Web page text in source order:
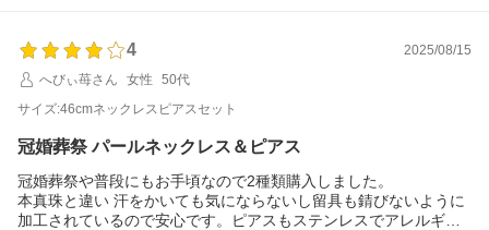
4
2025/08/15
へびぃ苺さん
女性
50代
サイズ:46cmネックレスピアスセット
冠婚葬祭 パールネックレス＆ピアス
冠婚葬祭や普段にもお手頃なので2種類購入しました。
本真珠と違い 汗をかいても気にならないし留具も錆びないように
加工されているので安心です。ピアスもステンレスでアレルギー